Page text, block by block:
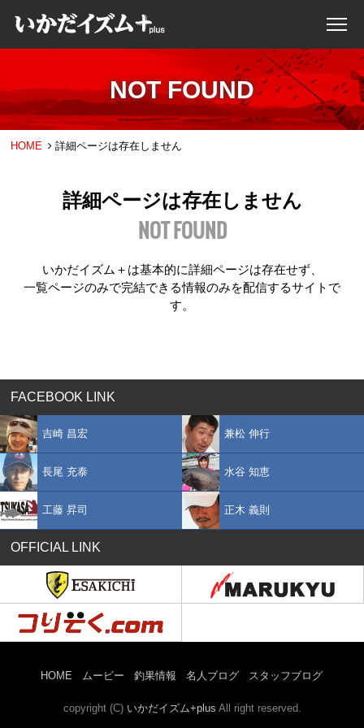
NOT FOUND
HOME 詳細ページは存在しません
詳細ページは存在しません
NOT FOUND
いかだイズム＋は基本的に詳細ページは存在せず、
一覧ページのみで完結できる情報のみを配信するサイトで
す。
FACEBOOK LINK
吉崎 昌宏 兼松 伸行
長尾 充泰 水谷 知恵
工藤 昇司 正木 義則
OFFICIAL LINK
HOME ムービー 釣果情報 名人ブログ スタッフブログ
copyright (C) いかだイズム+plus All right reserved.